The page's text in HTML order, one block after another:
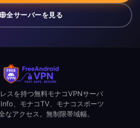
全サーバーを見る
スを持つ無料モナコVPNサーバ
、モナコTV、モナコスポーツ
なアクセス。無制限帯域幅。